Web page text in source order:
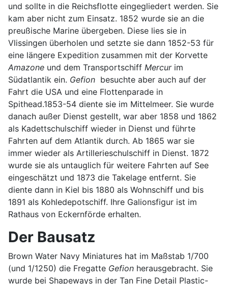
und sollte in die Reichsflotte eingegliedert werden. Sie
kam aber nicht zum Einsatz. 1852 wurde sie an die
preußische Marine übergeben. Diese lies sie in
Vlissingen überholen und setzte sie dann 1852-53 für
eine längere Expedition zusammen mit der Korvette
Amazone und dem Transportschiff Mercurim
Südatlantik ein. Gefion besuchte aber auch auf der
Fahrt die USA und eine Flottenparade in
Spithead.1853-54 diente sie im Mittelmeer. Sie wurde
danach außer Dienst gestellt, war aber 1858 und 1862
als Kadettschulschiff wieder in Dienst und führte
Fahrten auf dem Atlantik durch. Ab 1865 war sie
immer wieder als Artillerieschulschiff in Dienst. 1872
wurde sie als untauglich für weitere Fahrten auf See
eingeschätzt und 1873 die Takelage entfernt. Sie
diente dann in Kiel bis 1880 als Wohnschiff und bis
1891 als Kohledepotschiff. Ihre Galionsfigur ist im
Rathaus von Eckernförde erhalten.
Der Bausatz
Brown Water Navy Miniatures hat im Maßstab 1/700
(und 1/1250) die Fregatte Gefion herausgebracht. Sie
wurde bei Shapeways in der Tan Fine Detail Plastic-